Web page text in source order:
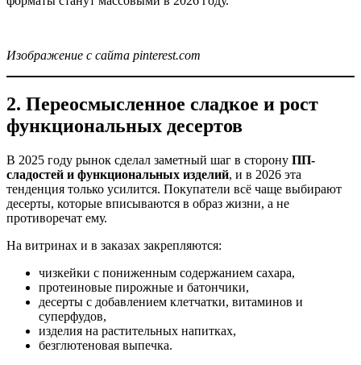
Изображение с сайта pinterest.com
2. Переосмысленное сладкое и рост
функциональных десертов
В 2025 году рынок сделал заметный шаг в сторону ПП-
сладостей и функциональных изделий, и в 2026 эта
тенденция только усилится. Покупатели всё чаще выбирают
десерты, которые вписываются в образ жизни, а не
противоречат ему.
На витринах и в заказах закрепляются:
чизкейки с пониженным содержанием сахара,
протеиновые пирожные и батончики,
десерты с добавлением клетчатки, витаминов и
суперфудов,
изделия на растительных напитках,
безглютеновая выпечка.